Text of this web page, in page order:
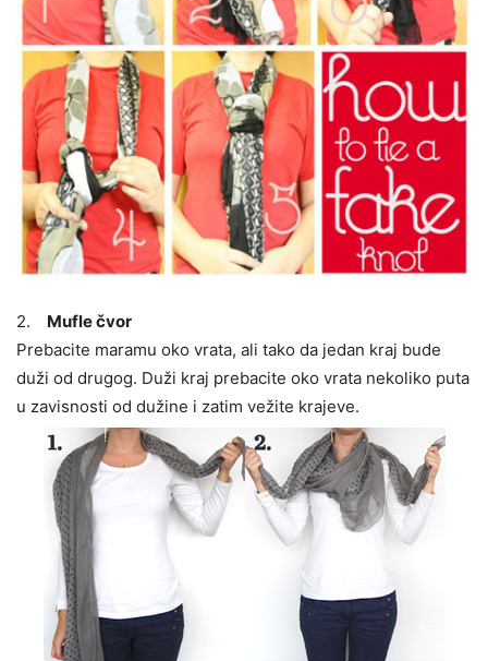
2.
Mufle čvor
Prebacite maramu oko vrata, ali tako da jedan kraj bude
duži od drugog. Duži kraj prebacite oko vrata nekoliko puta
u zavisnosti od dužine i zatim vežite krajeve.